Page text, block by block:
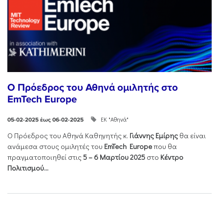
O Πρόεδρος του Αθηνά ομιλητής στο
EmTech Europe
05-02-2025 έως 06-02-2025 ΕΚ "Αθηνά"
Ο Πρόεδρος του Αθηνά Καθηγητής κ. Γιάννης Εμίρης θα είναι
ανάμεσα στους ομιλητές του EmTech Europeπου θα
πραγματοποιηθεί στις5 – 6 Μαρτίου 2025 στο Κέντρο
Πολιτισμού...